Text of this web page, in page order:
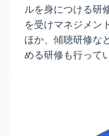
ルを身につける研
を受けマネジメン
ほか、傾聴研修な
める研修も行って